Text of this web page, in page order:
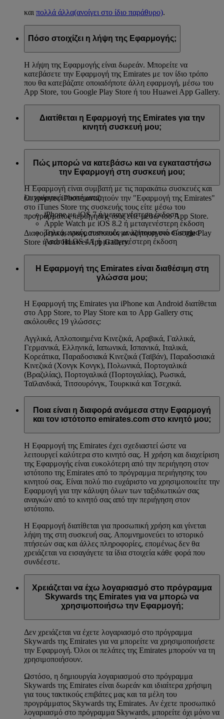
και πολλά άλλα(ανοίγει στο ίδιο παράθυρο).
Πόσο στοιχίζει η λήψη της Εφαρμογής;
Η λήψη της Εφαρμογής είναι δωρεάν. Μπορείτε να
κατεβάσετε την Εφαρμογή της Emirates με τον ίδιο τρόπο
που θα κατεβάζατε οποιαδήποτε άλλη εφαρμογή, μέσω του
App Store, του Google Play Store ή του Huawei App Gallery.
Διατίθεται η Εφαρμογή της Emirates για την
κινητή συσκευή μου;
και Android, μέσω του App Store, του Google Play Store ή
του Huawei App Gallery.
Η Εφαρμογή είναι συμβατή με τις παρακάτω συσκευές και
λειτουργικά συστήματα:
iPhone με iOS 7 ή μεταγενέστερη έκδοση
Apple Watch με iOS 8.2 ή μεταγενέστερη έκδοση
Τηλεφωνικές συσκευές με λειτουργικό σύστημα
Android OS 4.1 ή μεταγενέστερη έκδοση
Πώς μπορώ να κατεβάσω και να εγκαταστήσω
την Εφαρμογή στη συσκευή μου;
Οι χρήστες iPhone αναζητούν την "Εφαρμογή της Emirates"
στο iTunes Store της συσκευής τους είτε μέσω του
προγράμματος περιήγησής τους είτε μέσω του App Store.
Διαφορετικά, πραγματοποιούν αναζήτηση στο Google Play
Store ή στο Huawei App Gallery.
Η Εφαρμογή της Emirates είναι διαθέσιμη στη
γλώσσα μου;
Η Εφαρμογή της Emirates για iPhone και Android διατίθεται
στο App Store, το Play Store και το App Gallery στις
ακόλουθες 19 γλώσσες:
Αγγλικά, Απλοποιημένα Κινεζικά, Αραβικά, Γαλλικά,
Γερμανικά, Ελληνικά, Ιαπωνικά, Ισπανικά, Ιταλικά,
Κορεάτικα, Παραδοσιακά Κινεζικά (Ταϊβάν), Παραδοσιακά
Κινεζικά (Χονγκ Κονγκ), Πολωνικά, Πορτογαλικά
(Βραζιλίας), Πορτογαλικά (Πορτογαλίας), Ρωσικά,
Ταϊλανδικά, Τιτσουρόνγκ, Τουρκικά και Τσεχικά.
Ποια είναι η διαφορά ανάμεσα στην Εφαρμογή
και τον ιστότοπο emirates.com στο κινητό μου;
Η Εφαρμογή της Emirates έχει σχεδιαστεί ώστε να
λειτουργεί καλύτερα στο κινητό σας. Η χρήση και διαχείριση
της Εφαρμογής είναι ευκολότερη από την περιήγηση στον
ιστότοπο της Emirates από το πρόγραμμα περιήγησης του
κινητού σας. Είναι πολύ πιο ευχάριστο να χρησιμοποιείτε την
Εφαρμογή για την κάλυψη όλων των ταξιδιωτικών σας
αναγκών από το κινητό σας από την περιήγηση στον
ιστότοπο.
Η Εφαρμογή διατίθεται για προσωπική χρήση και γίνεται
λήψη της στη συσκευή σας. Απομνημονεύει το ιστορικό
πτήσεών σας και άλλες πληροφορίες, επομένως δεν θα
χρειάζεται να εισαγάγετε τα ίδια στοιχεία κάθε φορά που
συνδέεστε.
Χρειάζεται να έχω λογαριασμό στο πρόγραμμα
Skywards της Emirates για να μπορώ να
χρησιμοποιήσω την Εφαρμογή;
Δεν χρειάζεται να έχετε λογαριασμό στο πρόγραμμα
Skywards της Emirates για να μπορείτε να χρησιμοποιήσετε
την Εφαρμογή. Όλοι οι πελάτες της Emirates μπορούν να τη
χρησιμοποιήσουν.
Ωστόσο, η δημιουργία λογαριασμού στο πρόγραμμα
Skywards της Emirates είναι δωρεάν και ιδιαίτερα χρήσιμη
για τους τακτικούς επιβάτες μας και τα μέλη του
προγράμματος Skywards της Emirates. Αν έχετε προσωπικό
λογαριασμό στο πρόγραμμα Skywards, μπορείτε όχι μόνο να